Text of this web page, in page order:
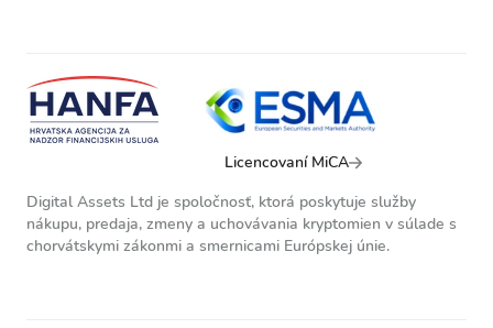
Licencovaní MiCA
Digital Assets Ltd je spoločnosť, ktorá poskytuje služby
nákupu, predaja, zmeny a uchovávania kryptomien v súlade s
chorvátskymi zákonmi a smernicami Európskej únie.